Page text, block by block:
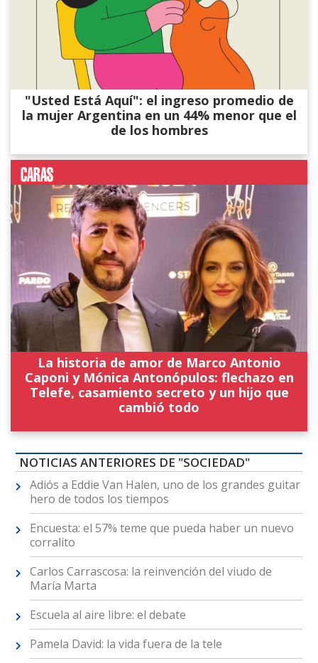
"Usted Está Aquí": el ingreso promedio de
la mujer Argentina en un 44% menor que el
de los hombres
La historia de amor de Marco Antonio
Caponi y Mónica Antonópulos: flechazo en
Telefe, casamiento secreto y un hijo que
cambió todo
NOTICIAS ANTERIORES DE "SOCIEDAD"
Adiós a Eddie Van Halen, uno de los grandes guitar
hero de todos los tiempos
Encuesta: el 57% teme que pueda haber un nuevo
corralito
Carlos Carrascosa: la reinvención del viudo de
María Marta
Escuela al aire libre: el debate
Pamela David: la vida fuera de la tele